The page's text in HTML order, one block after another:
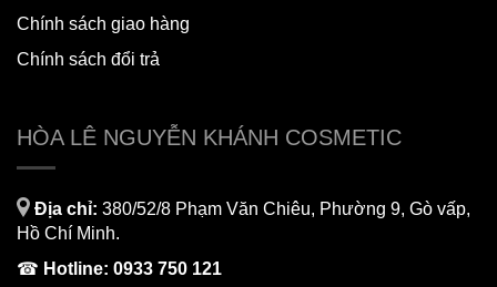
Chính sách giao hàng
Chính sách đổi trả
HÒA LÊ NGUYỄN KHÁNH COSMETIC
Địa chỉ: 380/52/8 Phạm Văn Chiêu, Phường 9, Gò vấp,
Hồ Chí Minh.
☎ Hotline: 0933 750 121